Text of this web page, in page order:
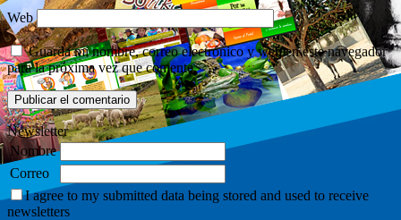
Web
Guarda mi nombre, correo electrónico y web en este navegador
para la próxima vez que comente.
Newsletter
Nombre
Correo
I agree to my submitted data being stored and used to receive
newsletters